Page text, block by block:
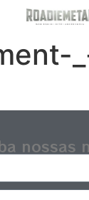
nossas